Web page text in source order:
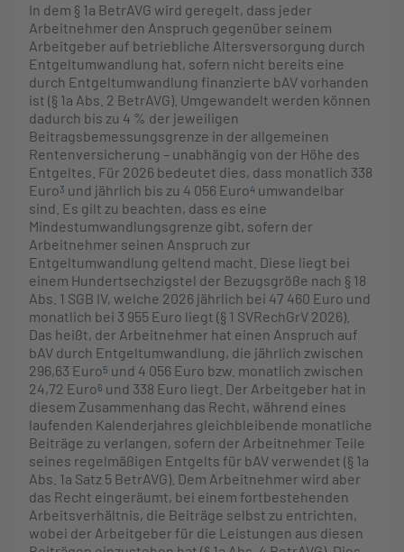
In dem § 1a BetrAVG wird geregelt, dass jeder
Arbeitnehmer den Anspruch gegenüber seinem
Arbeitgeber auf betriebliche Altersversorgung durch
Entgeltumwandlung hat, sofern nicht bereits eine
durch Entgeltumwandlung finanzierte bAV vorhanden
ist (§ 1a Abs. 2 BetrAVG). Umgewandelt werden können
dadurch bis zu 4 % der jeweiligen
Beitragsbemessungsgrenze in der allgemeinen
Rentenversicherung – unabhängig von der Höhe des
Entgeltes. Für 2026 bedeutet dies, dass monatlich 338
Euro3 und jährlich bis zu 4 056 Euro4 umwandelbar
sind. Es gilt zu beachten, dass es eine
Mindestumwandlungsgrenze gibt, sofern der
Arbeitnehmer seinen Anspruch zur
Entgeltumwandlung geltend macht. Diese liegt bei
einem Hundertsechzigstel der Bezugsgröße nach § 18
Abs. 1 SGB IV, welche 2026 jährlich bei 47 460 Euro und
monatlich bei 3 955 Euro liegt (§ 1 SVRechGrV 2026).
Das heißt, der Arbeitnehmer hat einen Anspruch auf
bAV durch Entgeltumwandlung, die jährlich zwischen
296,63 Euro5 und 4 056 Euro bzw. monatlich zwischen
24,72 Euro6 und 338 Euro liegt. Der Arbeitgeber hat in
diesem Zusammenhang das Recht, während eines
laufenden Kalenderjahres gleichbleibende monatliche
Beiträge zu verlangen, sofern der Arbeitnehmer Teile
seines regelmäßigen Entgelts für bAV verwendet (§ 1a
Abs. 1a Satz 5 BetrAVG). Dem Arbeitnehmer wird aber
das Recht eingeräumt, bei einem fortbestehenden
Arbeitsverhältnis, die Beiträge selbst zu entrichten,
wobei der Arbeitgeber für die Leistungen aus diesen